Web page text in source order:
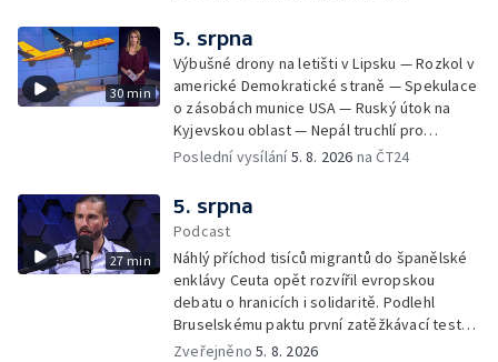
30 min
5. srpna
Výbušné drony na letišti v Lipsku — Rozkol v
americké Demokratické straně — Spekulace
o zásobách munice USA — Ruský útok na
Kyjevskou oblast — Nepál truchlí pro
horolezce — Ruský útok na Kyjevskou oblast
Poslední vysílání5. 8. 2026 na ČT24
27 min
5. srpna
Podcast
Náhlý příchod tisíců migrantů do španělské
enklávy Ceuta opět rozvířil evropskou
debatu o hranicích i solidaritě. Podlehl
Bruselskému paktu první zatěžkávací test,
nebo Španělsko situaci zvládlo? Analytik
Zveřejněno5. 8. 2026